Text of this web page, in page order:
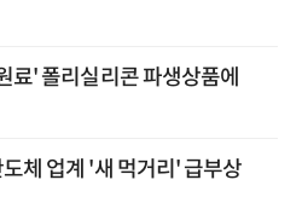
료' 폴리실리콘 파생상품에
체 업계 '새 먹거리' 급부상